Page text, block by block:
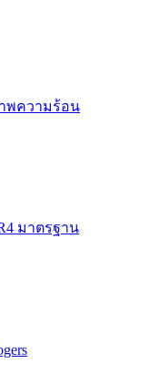
พความร้อน
มาตรฐาน